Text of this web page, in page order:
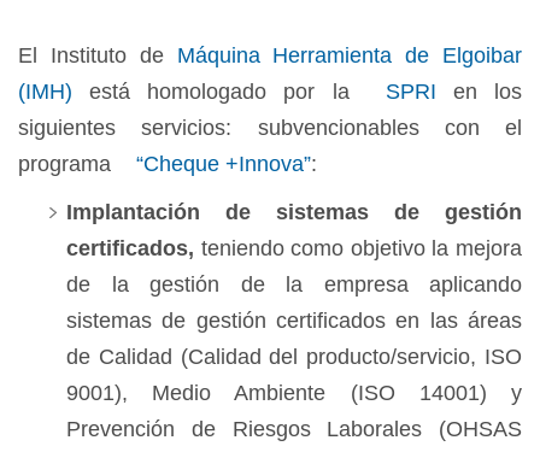
El Instituto de Máquina Herramienta de Elgoibar
(IMH) está homologado por la SPRI en los
siguientes servicios: subvencionables con el
programa
“Cheque +Innova”:
Implantación de sistemas de gestión
certificados, teniendo como objetivo la mejora
de la gestión de la empresa aplicando
sistemas de gestión certificados en las áreas
de Calidad (Calidad del producto/servicio, ISO
9001), Medio Ambiente (ISO 14001) y
Prevención de Riesgos Laborales (OHSAS